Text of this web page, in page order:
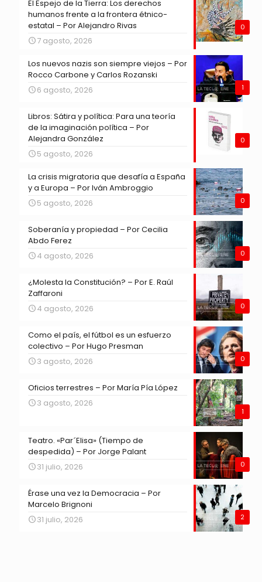
0
El Espejo de la Tierra: Los derechos
humanos frente a la frontera étnico-
estatal – Por Alejandro Rivas
7 agosto, 2026
1
Los nuevos nazis son siempre viejos – Por
Rocco Carbone y Carlos Rozanski
6 agosto, 2026
0
Libros: Sátira y política: Para una teoría
de la imaginación política – Por
Alejandra González
5 agosto, 2026
0
La crisis migratoria que desafía a España
y a Europa – Por Iván Ambroggio
5 agosto, 2026
0
Soberanía y propiedad – Por Cecilia
Abdo Ferez
4 agosto, 2026
0
¿Molesta la Constitución? – Por E. Raúl
Zaffaroni
4 agosto, 2026
0
Como el país, el fútbol es un esfuerzo
colectivo – Por Hugo Presman
3 agosto, 2026
1
Oficios terrestres – Por María Pía López
3 agosto, 2026
0
Teatro. «Par´Elisa» (Tiempo de
despedida) – Por Jorge Palant
31 julio, 2026
2
Érase una vez la Democracia – Por
Marcelo Brignoni
31 julio, 2026